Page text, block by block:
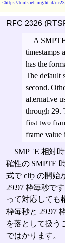
https://tools.ietf.org/html/
RFC 2326
A
timestamps
has the
The default
second.
alternative
through 29.
first two
frame value
SMPTE 相対
確性の SMPTE
式で clip の開始
29.97 枠毎秒で
って対応しても
枠毎秒と 29.97
を落として扱う
ではかります。